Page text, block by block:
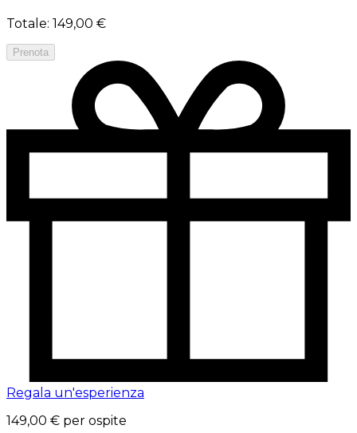
Totale: 149,00 €
Prenota
Regala un'esperienza
149,00 € per ospite